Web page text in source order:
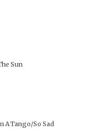
Sun
A Tango/So Sad